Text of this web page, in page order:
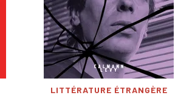
LITTÉRATURE ÉTRANGÈRE